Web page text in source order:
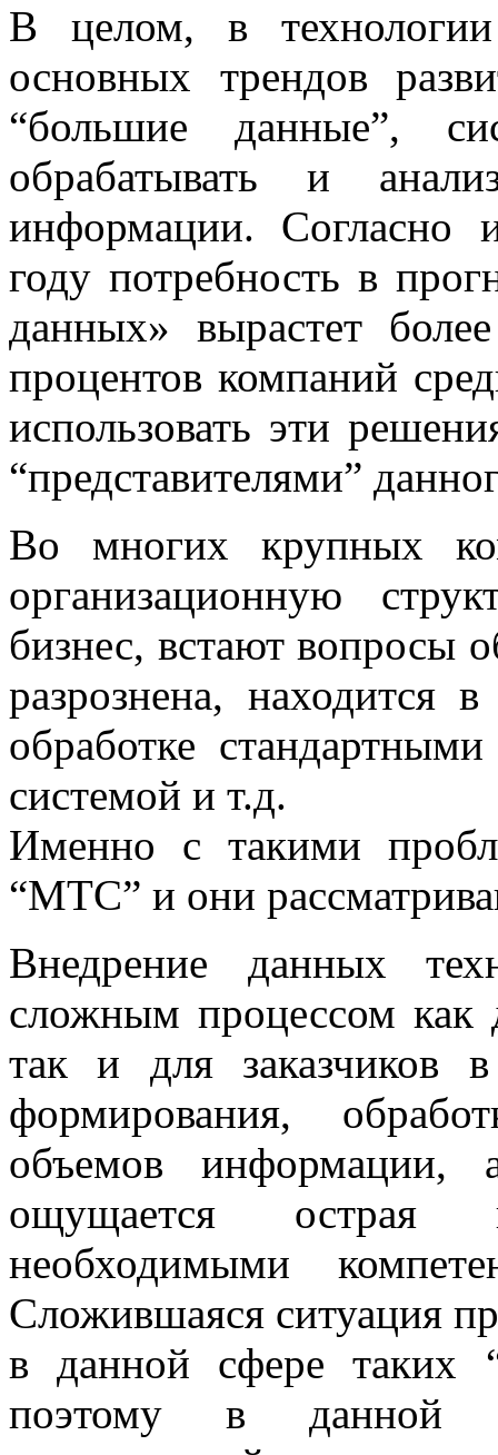
В целом, в
основных трендов
“большие данные”,
обрабатывать и
информации. Согласно
году потребность в
данных» вырастет
процентов компаний
использовать эти
“представителями”
Во многих крупных
организационную
бизнес, встают вопросы
разрознена, находится
обработке
системой и т.д.
Именно с такими
“МТС” и они
Внедрение данных
сложным процессом как
так и для заказчиков
формирования,
объемов информации,
ощущается острая
необходимыми
Сложившаяся ситуация
в данной сфере таких
поэтому в данной